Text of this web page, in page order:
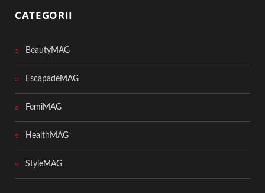
CATEGORII
BeautyMAG
EscapadeMAG
FemiMAG
HealthMAG
StyleMAG